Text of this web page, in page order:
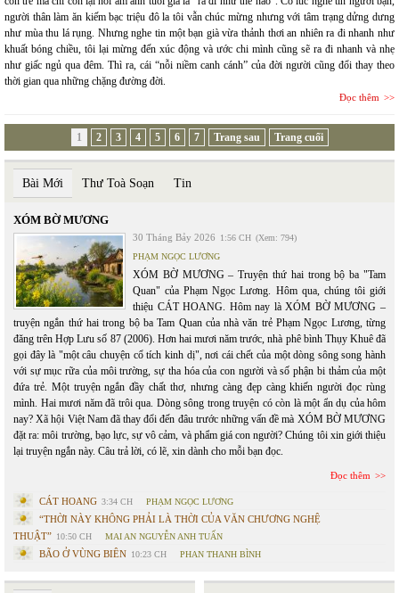
người thân làm ăn kiếm bạc triệu đô la tôi vẫn chúc mừng nhưng với tâm trạng dửng dưng
như mùa thu lá rụng. Nhưng nghe tin một bạn già vừa thảnh thơi an nhiên ra đi nhanh như
khuất bóng chiều, tôi lại mừng đến xúc động và ước chi mình cũng sẽ ra đi nhanh và nhẹ
như giấc ngủ qua đêm. Thì ra, cái “nỗi niềm canh cánh” của đời người cũng đổi thay theo
thời gian qua những chặng đường đời.
Đọc thêm
1 2 3 4 5 6 7 Trang sau Trang cuối
Bài Mới Thư Toà Soạn Tin
XÓM BỜ MƯƠNG
30 Tháng Bảy 2026 1:56 CH (Xem: 794)
PHẠM NGỌC LƯƠNG
XÓM BỜ MƯƠNG – Truyện thứ hai trong bộ ba "Tam
Quan" của Phạm Ngọc Lương. Hôm qua, chúng tôi giới
thiệu CÁT HOANG. Hôm nay là XÓM BỜ MƯƠNG –
truyện ngắn thứ hai trong bộ ba Tam Quan của nhà văn trẻ Phạm Ngọc Lương, từng
đăng trên Hợp Lưu số 87 (2006). Hơn hai mươi năm trước, nhà phê bình Thụy Khuê đã
gọi đây là "một câu chuyện cổ tích kinh dị", nơi cái chết của một dòng sông song hành
với sự mục rữa của môi trường, sự tha hóa của con người và số phận bi thảm của một
đứa trẻ. Một truyện ngắn đầy chất thơ, nhưng càng đẹp càng khiến người đọc rùng
mình. Hai mươi năm đã trôi qua. Dòng sông trong truyện có còn là một ẩn dụ của hôm
nay? Xã hội Việt Nam đã thay đổi đến đâu trước những vấn đề mà XÓM BỜ MƯƠNG
đặt ra: môi trường, bạo lực, sự vô cảm, và phẩm giá con người? Chúng tôi xin giới thiệu
lại truyện ngắn này. Câu trả lời, có lẽ, xin dành cho mỗi bạn đọc.
Đọc thêm
CÁT HOANG 3:34 CH PHẠM NGỌC LƯƠNG
“THỜI NÀY KHÔNG PHẢI LÀ THỜI CỦA VĂN CHƯƠNG NGHỆ
THUẬT” 10:50 CH MAI AN NGUYỄN ANH TUẤN
BÃO Ở VÙNG BIÊN 10:23 CH PHAN THANH BÌNH